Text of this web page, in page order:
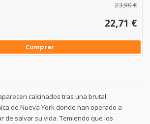
23,90 €
22,71 €
Comprar
calcinados tras una brutal
de Nueva York donde han operado a
de salvar su vida. Temiendo que los